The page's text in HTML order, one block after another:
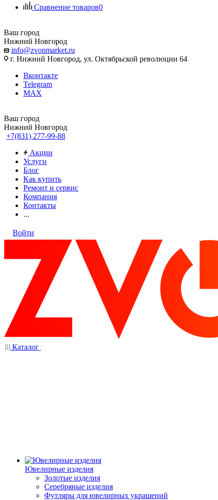
Сравнение товаров0
Ваш город
Нижний Новгород
info@zvonmarket.ru
г. Нижний Новгород, ул. Октябрьской революции 64
Вконтакте
Telegram
MAX
Ваш город
Нижний Новгород
+7(831) 277-99-88
Акции
Услуги
Блог
Как купить
Ремонт и сервис
Компания
Контакты
...
Войти
Каталог
Ювелирные изделия
Золотые изделия
Серебряные изделия
Футляры для ювелирных украшений